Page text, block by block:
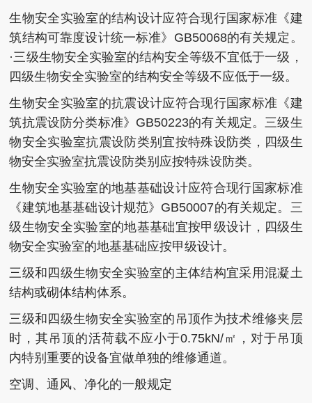
生物安全实验室的结构设计应符合现行国家标准《建
筑结构可靠度设计统一标准》GB50068的有关规定。
·三级生物安全实验室的结构安全等级不宜低于一级，
四级生物安全实验室的结构安全等级不应低于一级。
生物安全实验室的抗震设计应符合现行国家标准《建
筑抗震设防分类标准》GB50223的有关规定。三级生
物安全实验室抗震设防类别宜按特殊设防类，四级生
物安全实验室抗震设防类别应按特殊设防类。
生物安全实验室的地基基础设计应符合现行国家标准
《建筑地基基础设计规范》GB50007的有关规定。三
级生物安全实验室的地基基础宜按甲级设计，四级生
物安全实验室的地基基础应按甲级设计。
三级和四级生物安全实验室的主体结构宜采用混凝土
结构或砌体结构体系。
三级和四级生物安全实验室的吊顶作为技术维修夹层
时，其吊顶的活荷载不应小于0.75kN/㎡，对于吊顶
内特别重要的设备宜做单独的维修通道。
空调、通风、净化的一般规定